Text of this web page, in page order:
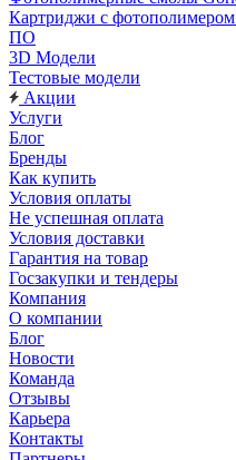
Картриджи с
ПО
3D Модели
Тестовые модели
Акции
Услуги
Блог
Бренды
Как купить
Условия оплаты
Не успешная оплата
Условия доставки
Гарантия на товар
Госзакупки и тендеры
Компания
О компании
Блог
Новости
Команда
Отзывы
Карьера
Контакты